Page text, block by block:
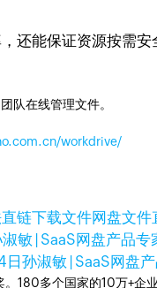
还能保证资源按需安
队在线管理文件。
workdrive/
直链下载文件网盘文件
敏 | SaaS网盘产品专
日孙淑敏 | SaaS网盘
180多个国家的10万+企